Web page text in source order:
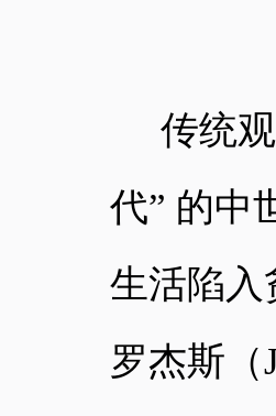
传统
代” 的中
生活陷入
罗杰斯（